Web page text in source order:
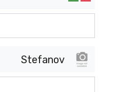
Stefanov